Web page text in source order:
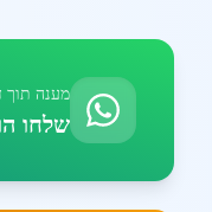
מענה תוך
שלחו